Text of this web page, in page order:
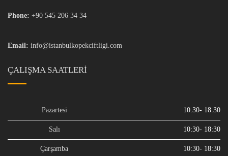
Phone: +90 545 206 34 34
Email: info@istanbulkopekciftligi.com
ÇALIŞMA SAATLERI
Pazartesi 10:30- 18:30
Salı 10:30- 18:30
Çarşamba 10:30- 18:30